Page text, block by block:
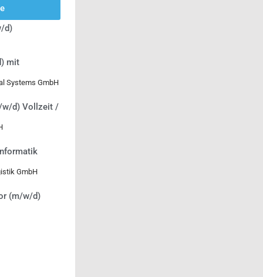
d)
mit
Systems GmbH
w/d) Vollzeit /
GmbH
(m/w/d)